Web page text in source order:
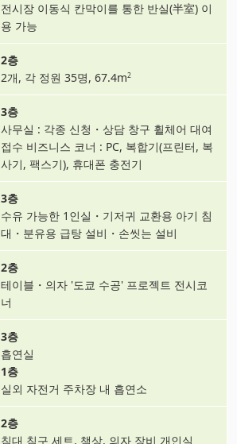
전시장 이동식 칸막이를 통한 반실(半室) 이
용 가능
2층
2개, 각 정원 35명, 67.4m2
3층
사무실 : 각종 신청・상담 창구 휠체어 대여
접수 비즈니스 코너 : PC, 복합기(프린터, 복
사기, 팩스기), 휴대폰 충전기
3층
수유 가능한 1인실・기저귀 교환용 아기 침
대・분유용 급탕 설비・손씻는 설비
2층
테이블・의자 '도쿄 수공' 프로젝트 전시코
너
3층
흡연실
1층
실외 자전거 주차장 내 흡연소
2층
침대 침구 세트, 책상, 의자 장비 개인실